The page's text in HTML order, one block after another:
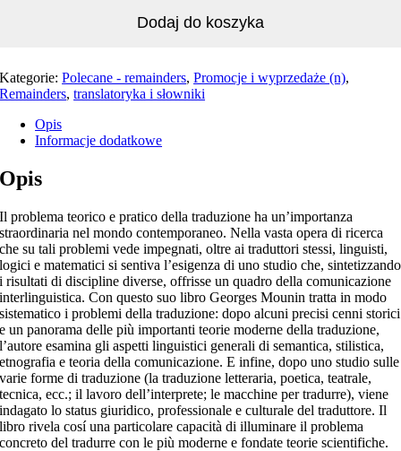
Dodaj do koszyka
Kategorie:Polecane - remainders,Promocje i wyprzedaże (n),
Remainders,translatoryka i słowniki
Opis
Informacje dodatkowe
Opis
Il problema teorico e pratico della traduzione ha un’importanza
straordinaria nel mondo contemporaneo. Nella vasta opera di ricerca
che su tali problemi vede impegnati, oltre ai traduttori stessi, linguisti,
logici e matematici si sentiva l’esigenza di uno studio che, sintetizzando
i risultati di discipline diverse, offrisse un quadro della comunicazione
interlinguistica. Con questo suo libro Georges Mounin tratta in modo
sistematico i problemi della traduzione: dopo alcuni precisi cenni storici
e un panorama delle più importanti teorie moderne della traduzione,
l’autore esamina gli aspetti linguistici generali di semantica, stilistica,
etnografia e teoria della comunicazione. E infine, dopo uno studio sulle
varie forme di traduzione (la traduzione letteraria, poetica, teatrale,
tecnica, ecc.; il lavoro dell’interprete; le macchine per tradurre), viene
indagato lo status giuridico, professionale e culturale del traduttore. Il
libro rivela cosí una particolare capacità di illuminare il problema
concreto del tradurre con le più moderne e fondate teorie scientifiche.